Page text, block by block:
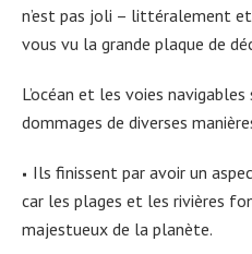
n’est pas joli – littéralement
vous vu la grande plaque de
L’océan et les voies
dommages de diverses
Ils finissent par avoir un
car les plages et les rivières
majestueux de la planète.